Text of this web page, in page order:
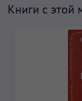
Книги с этой